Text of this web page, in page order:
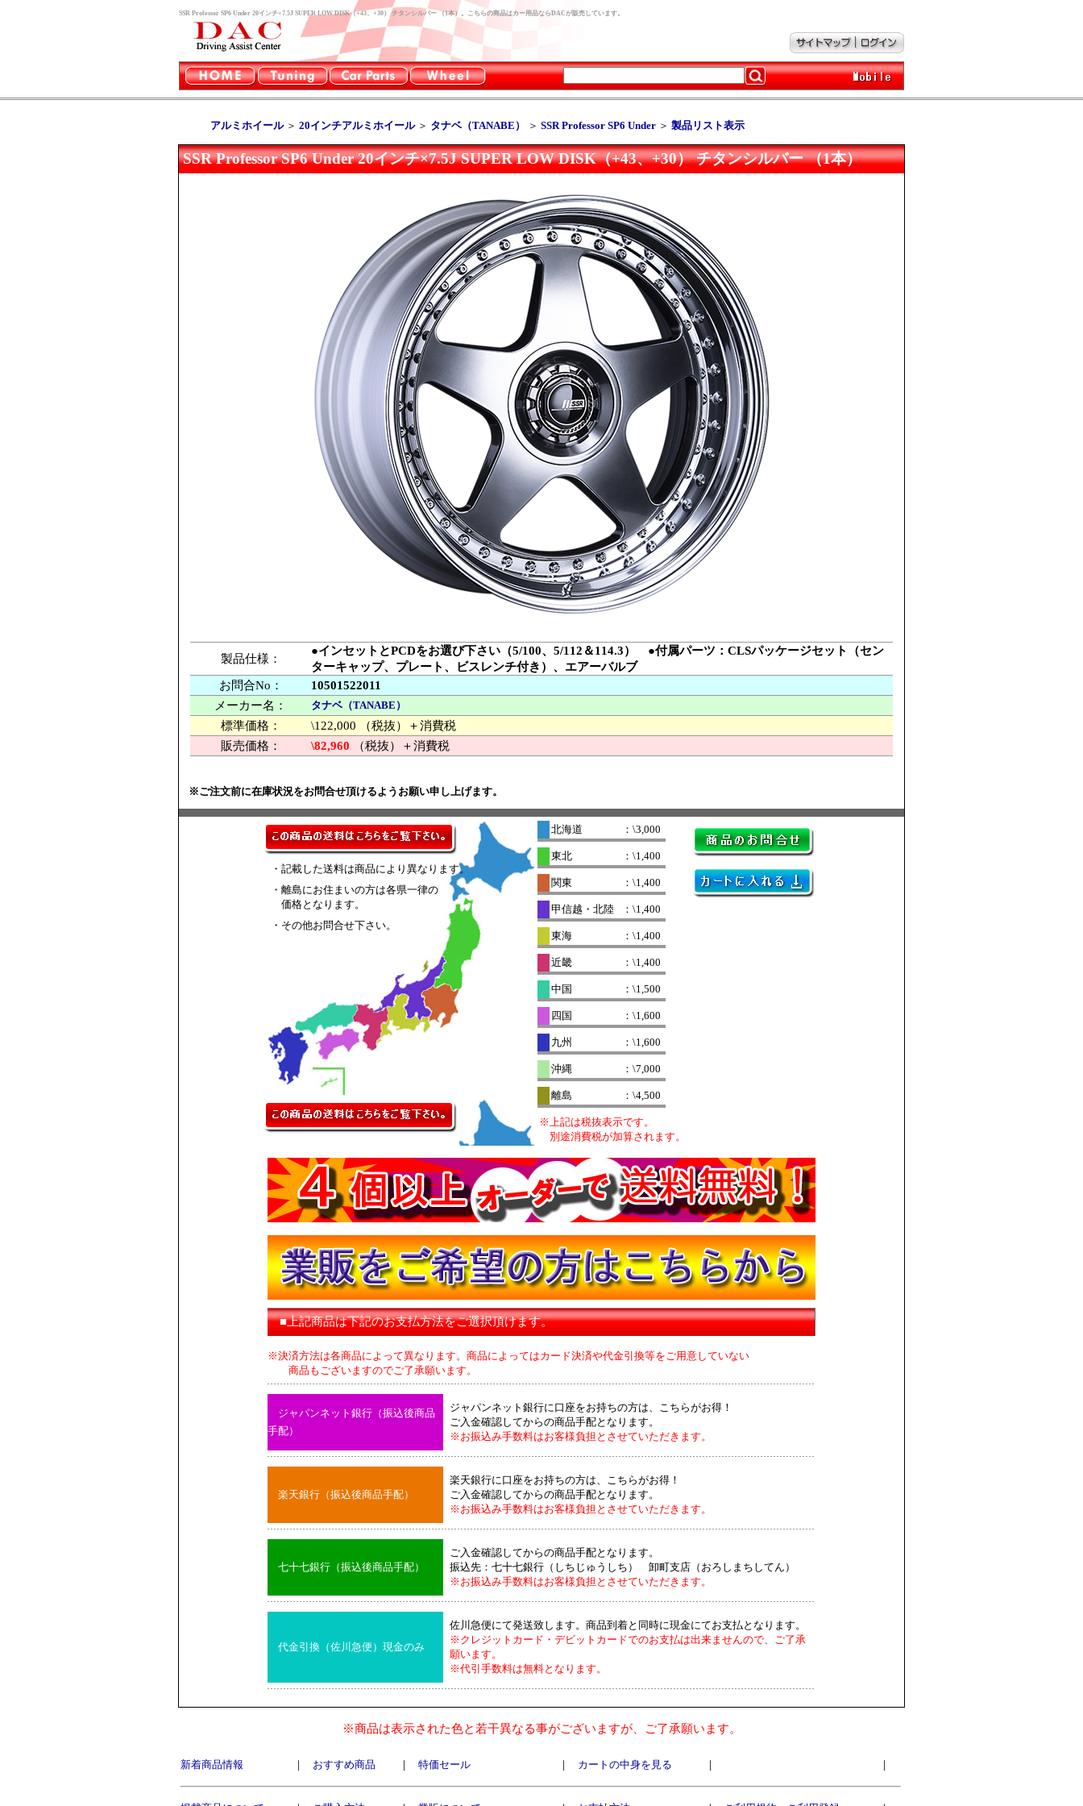
SSR Professor SP6 Under 20インチ×7.5J SUPER LOW DISK（+43、+30） チタンシルバー （1本）。こちらの商品はカー用品ならDACが販売しています。
アルミホイール＞ 20インチアルミホイール＞ タナベ（TANABE） ＞ SSR Professor SP6 Under ＞ 製品リスト表示
SSR Professor SP6 Under 20インチ×7.5J SUPER LOW DISK（+43、+30） チタンシルバー （1本）
製品仕様：
●インセットとPCDをお選び下さい（5/100、5/112＆114.3） ●付属パーツ：CLSパッケージセット（セン
ターキャップ、プレート、ビスレンチ付き）、エアーバルブ
お問合No：
10501522011
メーカー名：
タナベ（TANABE）
標準価格：
\122,000 （税抜）＋消費税
販売価格：
\82,960 （税抜）＋消費税
※ご注文前に在庫状況をお問合せ頂けるようお願い申し上げます。
・記載した送料は商品により異なります。
・離島にお住まいの方は各県一律の
価格となります。
・その他お問合せ下さい。
北海道 ：\3,000
東北 ：\1,400
関東 ：\1,400
甲信越・北陸 ：\1,400
東海 ：\1,400
近畿 ：\1,400
中国 ：\1,500
四国 ：\1,600
九州 ：\1,600
沖縄 ：\7,000
離島 ：\4,500
※上記は税抜表示です。
別途消費税が加算されます。
■上記商品は下記のお支払方法をご選択頂けます。
※決済方法は各商品によって異なります。商品によってはカード決済や代金引換等をご用意していない
商品もございますのでご了承願います。
ジャパンネット銀行（振込後商品
手配）
ジャパンネット銀行に口座をお持ちの方は、こちらがお得！
ご入金確認してからの商品手配となります。
※お振込み手数料はお客様負担とさせていただきます。
楽天銀行（振込後商品手配）
楽天銀行に口座をお持ちの方は、こちらがお得！
ご入金確認してからの商品手配となります。
※お振込み手数料はお客様負担とさせていただきます。
七十七銀行（振込後商品手配）
ご入金確認してからの商品手配となります。
振込先：七十七銀行（しちじゅうしち） 卸町支店（おろしまちしてん）
※お振込み手数料はお客様負担とさせていただきます。
代金引換（佐川急便）現金のみ
佐川急便にて発送致します。商品到着と同時に現金にてお支払となります。
※クレジットカード・デビットカードでのお支払は出来ませんので、ご了承
願います。
※代引手数料は無料となります。
※商品は表示された色と若干異なる事がございますが、ご了承願います。
新着商品情報 ｜ おすすめ商品 ｜ 特価セール ｜ カートの中身を見る ｜ ｜